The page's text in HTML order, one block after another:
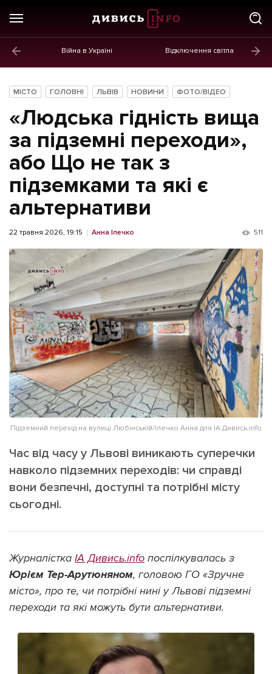
Війна в Україні Відключення світла
Новини
Політика
Економіка
Бізнес
Життя
Культура
Афіша
ІНШЕ
Інтерв'ю
Картки
Репортаж
Розслідування
Погляди
Ініціативи
Лонгріди
Прес-релізи
Фото/Відео
Made in Lviv
Зв'язатися з нами
[email protected] Реклама на сайті
Політика конфіденційності
МІСТО ГОЛОВНІ ЛЬВІВ НОВИНИ ФОТО/ВІДЕО
«Людська гідність вища
за підземні переходи»,
або Що не так з
підземками та які є
альтернативи
22 травня 2026, 19:15 Анна Ілечко 511
Підземний перехід на вулиці Любінській/Ілечко Анна для ІА Дивись.info
Час від часу у Львові виникають суперечки
навколо підземних переходів: чи справді
вони безпечні, доступні та потрібні місту
сьогодні.
Журналістка ІА Дивись.info поспілкувалась з
Юрієм Тер-Арутюняном, головою ГО «Зручне
місто», про те, чи потрібні нині у Львові підземні
переходи та які можуть бути альтернативи.